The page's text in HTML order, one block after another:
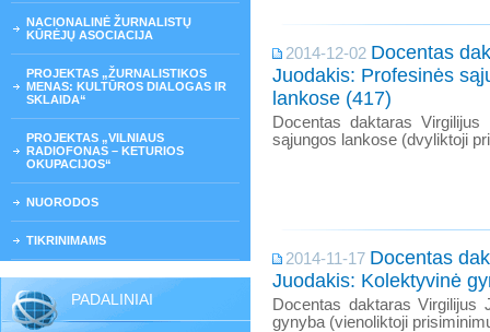
NACIONALINĖ ŽURNALISTŲ
KŪRĖJŲ ASOCIACIJA
PROJEKTAS „ŽURNALISTIKOS
MENAS: KULTŪROS DIALOGAS IR
SKLAIDA“
PROJEKTAS „VILNIAUS
RADIOFONAS – KETURIOS
OKUPACIJOS“
NUORODOS
TIKRINIMAMS
PADALINIAI
2014-12-02 Docentas
Juodakis: Profesinės
lankose (417)
Docentas daktaras Virgilijus
sąjungos lankose (dvyliktoji
2014-11-17 Docentas
Juodakis: Kolektyvinė
Docentas daktaras Virgilijus
gynyba (vienoliktoji